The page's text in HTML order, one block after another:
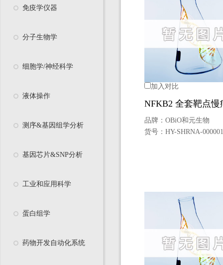
免疫学仪器
分子生物学
细胞学/神经科学
液体操作
测序&基因组学分析
基因芯片&SNP分析
工业和应用科学
蛋白组学
药物开发自动化系统
加入对比
NFKB2 全套靶点慢
品牌： OBiO和元生物
货号： HY-SHRNA-000001